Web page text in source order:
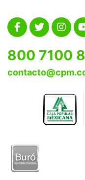
800 7100